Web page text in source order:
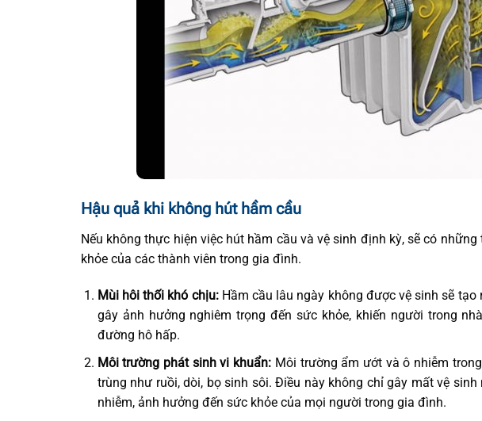
Hậu quả khi không hút hầm cầu
Nếu không thực hiện việc hút hầm cầu và vệ sinh định kỳ, sẽ có
khỏe của các thành viên trong gia đình.
Mùi hôi thối khó chịu:Hầm cầu lâu ngày không được vệ sinh sẽ
gây ảnh hưởng nghiêm trọng đến sức khỏe, khiến người trong
đường hô hấp.
Môi trường phát sinh vi khuẩn: Môi trường ẩm ướt và ô nhiễm
trùng như ruồi, dòi, bọ sinh sôi. Điều này không chỉ gây mất vệ
nhiễm, ảnh hưởng đến sức khỏe của mọi người trong gia đình.